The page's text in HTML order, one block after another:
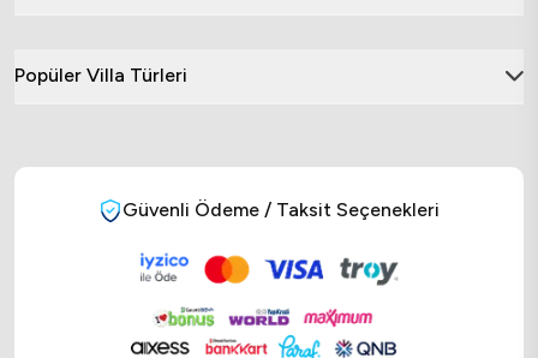
Popüler Villa Türleri
Güvenli Ödeme / Taksit Seçenekleri